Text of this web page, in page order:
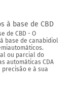
à base de CBD
de CBD - O
base de canabidiol
ou parcial do
automáticas CDA
e à sua